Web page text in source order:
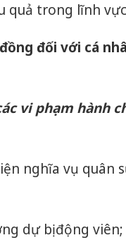
quả trong lĩnh
đối với cá
vi phạm hành
nghĩa vụ quân
dự bị động viên;